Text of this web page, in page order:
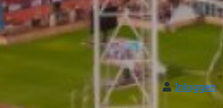
Inloggen